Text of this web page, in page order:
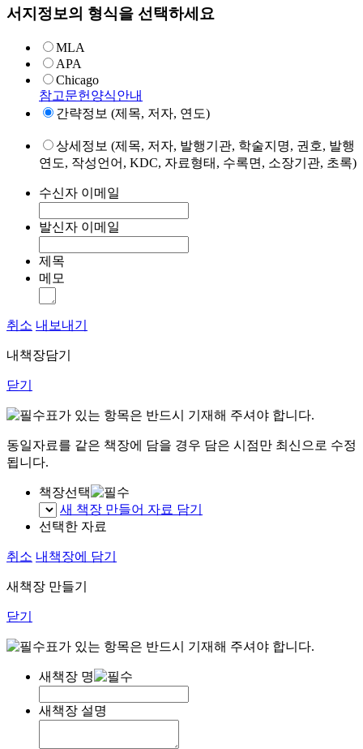
서지정보의 형식을 선택하세요
MLA
APA
Chicago
참고문헌양식안내
간략정보 (제목, 저자, 연도)
상세정보 (제목, 저자, 발행기관, 학술지명, 권호, 발행
연도, 작성언어, KDC, 자료형태, 수록면, 소장기관, 초록)
수신자 이메일
발신자 이메일
제목
메모
취소 내보내기
내책장담기
닫기
표가 있는 항목은 반드시 기재해 주셔야 합니다.
동일자료를 같은 책장에 담을 경우 담은 시점만 최신으로 수정
됩니다.
책장선택
새 책장 만들어 자료 담기
선택한 자료
취소 내책장에 담기
새책장 만들기
닫기
표가 있는 항목은 반드시 기재해 주셔야 합니다.
새책장 명
새책장 설명